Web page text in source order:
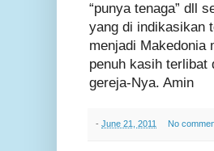
“punya tenaga” dll
yang di indikasikan
menjadi Makedonia
penuh kasih terlibat
gereja-Nya. Amin
- June 21, 2011 No